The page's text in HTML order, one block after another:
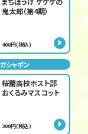
鬼太郎（第4期）
400円(税込)
ガシャポン
桜蘭高校ホスト部
おくるみマスコット
300円(税込)